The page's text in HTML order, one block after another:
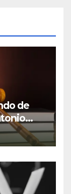
de
de